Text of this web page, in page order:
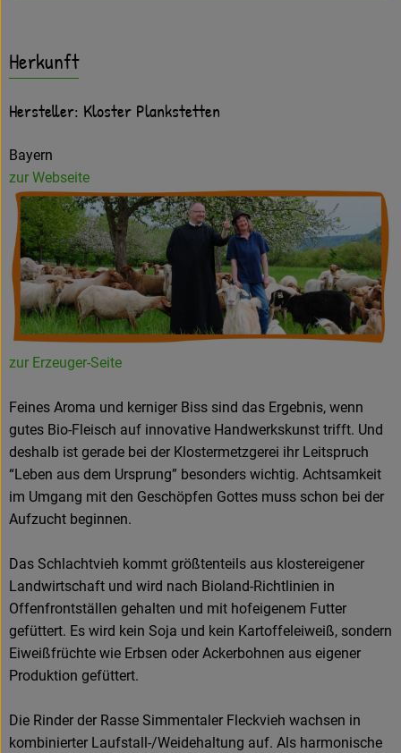
Herkunft
Hersteller: Kloster Plankstetten
Bayern
zur Webseite
zur Erzeuger-Seite
Feines Aroma und kerniger Biss sind das Ergebnis, wenn
gutes Bio-Fleisch auf innovative Handwerkskunst trifft. Und
deshalb ist gerade bei der Klostermetzgerei ihr Leitspruch
“Leben aus dem Ursprung” besonders wichtig. Achtsamkeit
im Umgang mit den Geschöpfen Gottes muss schon bei der
Aufzucht beginnen.
Das Schlachtvieh kommt größtenteils aus klostereigener
Landwirtschaft und wird nach Bioland-Richtlinien in
Offenfrontställen gehalten und mit hofeigenem Futter
gefüttert. Es wird kein Soja und kein Kartoffeleiweiß, sondern
Eiweißfrüchte wie Erbsen oder Ackerbohnen aus eigener
Produktion gefüttert.
Die Rinder der Rasse Simmentaler Fleckvieh wachsen in
kombinierter Laufstall-/Weidehaltung auf. Als harmonische